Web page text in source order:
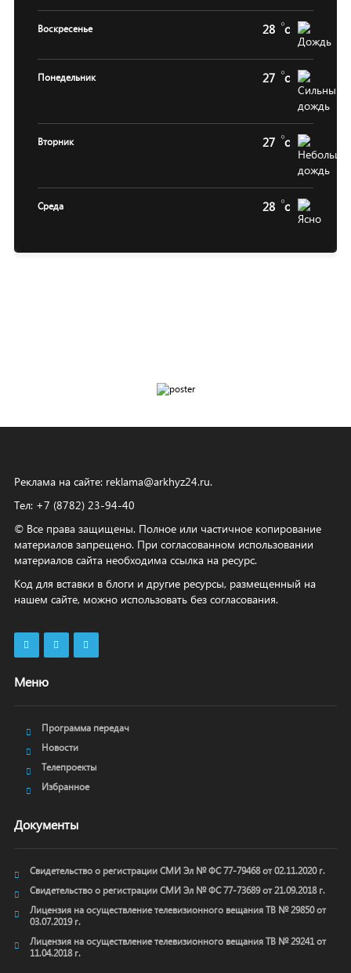
Воскресенье 28 c
Понедельник 27 c
Вторник 27 c
Среда 28 c
Реклама на сайте: reklama@arkhyz24.ru.
Тел: +7 (8782) 23‑94‑40
© Все права защищены. Полное или частичное копирование
материалов запрещено. При согласованном использовании
материалов сайта необходима ссылка на ресурс.
Код для вставки в блоги и другие ресурсы, размещенный на
нашем сайте, можно использовать без согласования.
Меню
Программа передач
Новости
Телепроекты
Избранное
Документы
Свидетельство о регистрации СМИ Эл № ФС 77-79468 от 02.11.2020 г.
Свидетельство о регистрации СМИ Эл № ФС 77-73689 от 21.09.2018 г.
Лицензия на осуществление телевизионного вещания ТВ № 29850 от
03.07.2019 г.
Лицензия на осуществление телевизионного вещания ТВ № 29241 от
11.04.2018 г.